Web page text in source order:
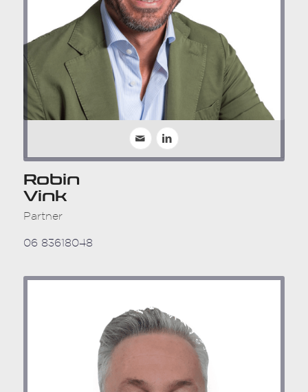
Robin
Vink
Partner
06 83618048